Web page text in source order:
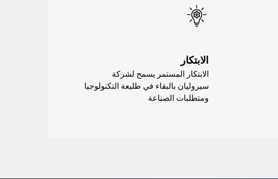
الابتكار
الابتكار المستمر يسمح لشركة
سيروليان بالبقاء في طليعة التكنولوجيا
ومتطلبات الصناعة